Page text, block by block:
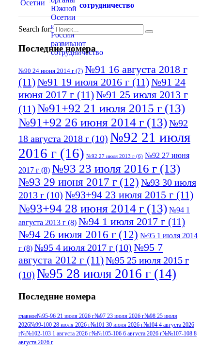
сотрудничество
Search for:
Последние номера
№90 24 июня 2014 г (7) №91 16 августа 2018 г
(11)№91 19 июля 2016 г (11)№91 24
июня 2017 г (11)№91 25 июля 2013 г
(11)№91+92 21 июля 2015 г (13)
№91+92 26 июня 2014 г (13)№92
18 августа 2018 г (10) №92 21 июля
2016 г (16) №92 27 июля 2013 г (6) №92 27 июня
2017 г (8) №93 23 июля 2016 г (13)
№93 29 июня 2017 г (12) №93 30 июля
2013 г (10) №93+94 23 июля 2015 г (11)
№93+94 28 июня 2014 г (13) №94 1
августа 2013 г (8) №94 1 июля 2017 г (11)
№94 26 июля 2016 г (12) №95 1 июля 2014
г (8) №95 4 июля 2017 г (10) №95 7
августа 2012 г (11)№95 25 июля 2015 г
(10) №95 28 июля 2016 г (14)
июля 2017 г(11)№96 9 августа 2012
г(13) №96 28 июля 2015 г(9) №96+97 3
июля 2014 г(10)№96+97 30 июля
2016 г(13)
Последние номера
главное№95-96 21 июля 2026 г№97 23 июля 2026 г№98 25 июля
2026№99-100 28 июля 2026 г№101 30 июля 2026 г№104 4 августа 2026
г№№102-103 1 августа 2026 г№№105-106 6 августа 2026 г№№107-108 8
августа 2026 г